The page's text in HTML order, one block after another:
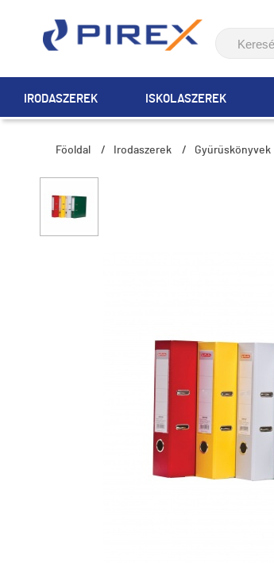
IRODASZEREK ISKOLASZEREK
Főoldal / Irodaszerek / Gyűrűskönyvek